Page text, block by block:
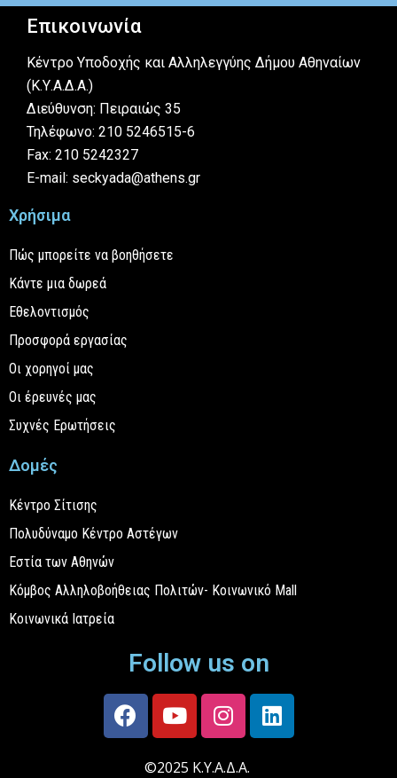
Επικοινωνία
Κέντρο Υποδοχής και Αλληλεγγύης Δήμου Αθηναίων
(Κ.Υ.Α.Δ.Α.)
Διεύθυνση: Πειραιώς 35
Τηλέφωνο: 210 5246515-6
Fax: 210 5242327
E-mail: seckyada@athens.gr
Χρήσιμα
Πώς μπορείτε να βοηθήσετε
Κάντε μια δωρεά
Εθελοντισμός
Προσφορά εργασίας
Οι χορηγοί μας
Οι έρευνές μας
Συχνές Ερωτήσεις
Δομές
Κέντρο Σίτισης
Πολυδύναμο Κέντρο Αστέγων
Εστία των Αθηνών
Κόμβος Αλληλοβοήθειας Πολιτών- Κοινωνικό Mall
Κοινωνικά Ιατρεία
Follow us on
©2025 Κ.Υ.Α.Δ.Α.